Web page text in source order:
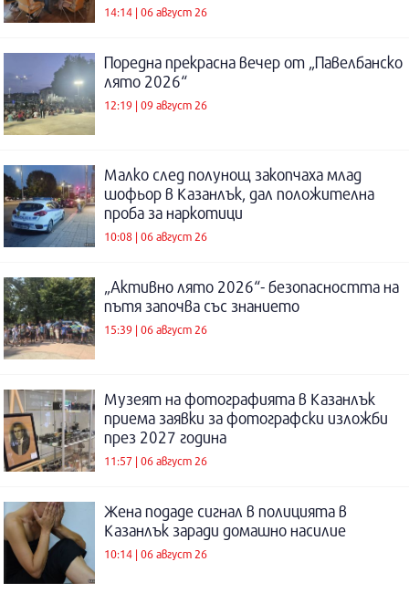
14:14 | 06 август 26
Поредна прекрасна вечер от „Павелбанско
лято 2026“
12:19 | 09 август 26
Малко след полунощ закопчаха млад
шофьор в Казанлък, дал положителна
проба за наркотици
10:08 | 06 август 26
„Активно лято 2026“- безопасността на
пътя започва със знанието
15:39 | 06 август 26
Музеят на фотографията в Казанлък
приема заявки за фотографски изложби
през 2027 година
11:57 | 06 август 26
Жена подаде сигнал в полицията в
Казанлък заради домашно насилие
10:14 | 06 август 26